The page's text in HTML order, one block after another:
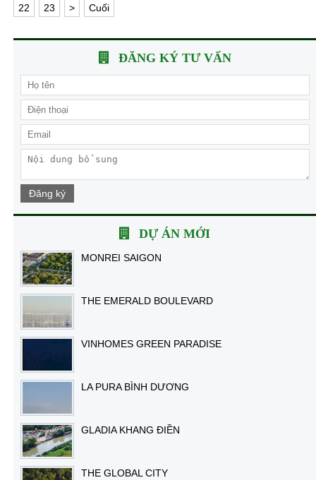
22 23 > Cuối
ĐĂNG KÝ TƯ VẤN
Đăng ký
DỰ ÁN MỚI
MONREI SAIGON
THE EMERALD BOULEVARD
VINHOMES GREEN PARADISE
LA PURA BÌNH DƯƠNG
GLADIA KHANG ĐIỀN
THE GLOBAL CITY